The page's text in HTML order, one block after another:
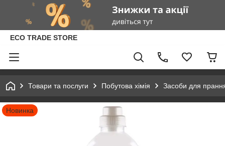
ECO TRADE STORE
Товари та послуги Побутова хімія Засоби для
Новинка